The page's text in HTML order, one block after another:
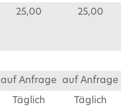
25,00 25,00
auf Anfrage auf Anfrage
Täglich Täglich